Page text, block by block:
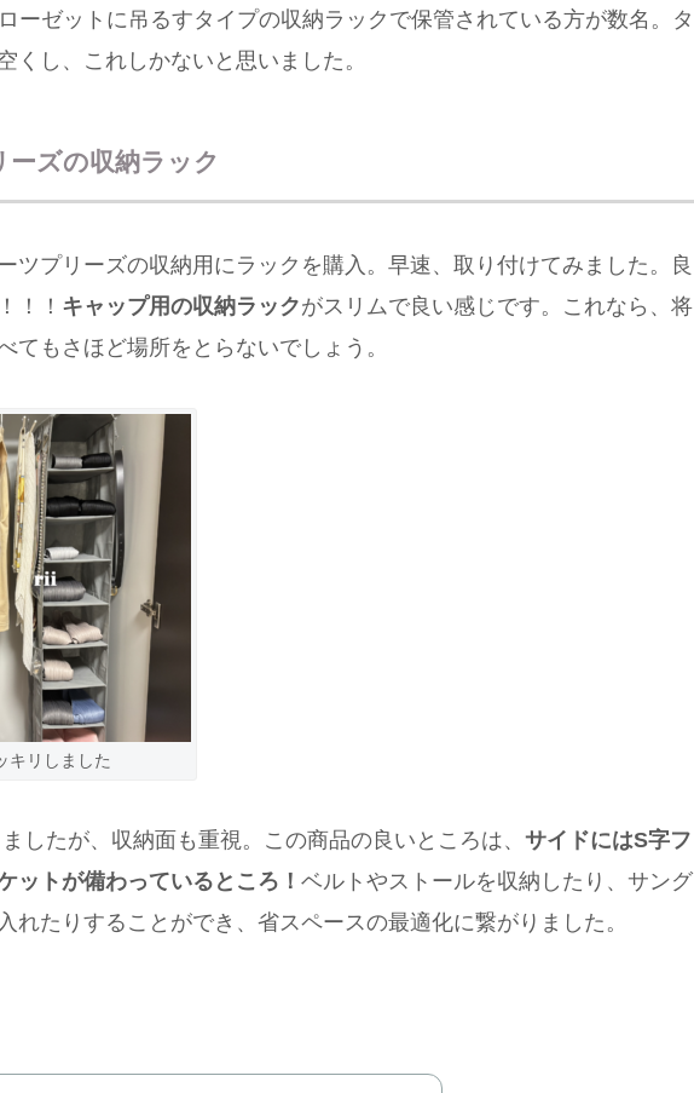
ーゼットに吊るすタイプの収納ラックで保管されている方が数名。タ
くし、これしかないと思いました。
ーズの収納ラック
ツプリーズの収納用にラックを購入。早速、取り付けてみました。良
！！ キャップ用の収納ラックがスリムで良い感じです。これなら、将
てもさほど場所をとらないでしょう。
キリしました
したが、収納面も重視。この商品の良いところは、 サイドにはS字フ
ットが備わっているところ！ ベルトやストールを収納したり、サング
れたりすることができ、省スペースの最適化に繋がりました。